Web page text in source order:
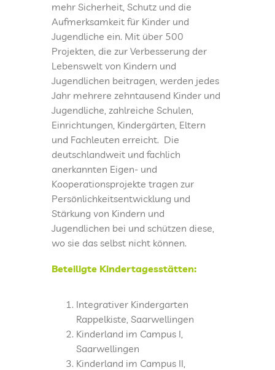
mehr Sicherheit, Schutz und die
Aufmerksamkeit für Kinder und
Jugendliche ein. Mit über 500
Projekten, die zur Verbesserung der
Lebenswelt von Kindern und
Jugendlichen beitragen, werden jedes
Jahr mehrere zehntausend Kinder und
Jugendliche, zahlreiche Schulen,
Einrichtungen, Kindergärten, Eltern
und Fachleuten erreicht. Die
deutschlandweit und fachlich
anerkannten Eigen- und
Kooperationsprojekte tragen zur
Persönlichkeitsentwicklung und
Stärkung von Kindern und
Jugendlichen bei und schützen diese,
wo sie das selbst nicht können.
Beteiligte Kindertagesstätten:
Integrativer Kindergarten
Rappelkiste, Saarwellingen
Kinderland im Campus I,
Saarwellingen
Kinderland im Campus II,